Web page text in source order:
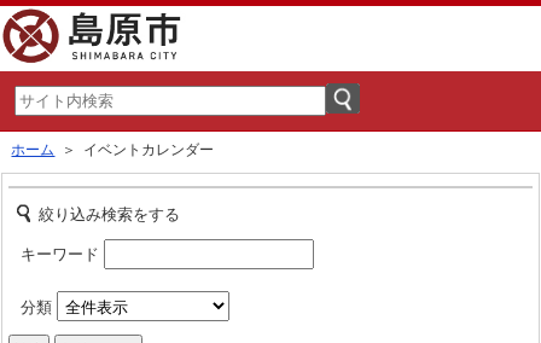
ホーム ＞ イベントカレンダー
絞り込み検索をする
キーワード
分類